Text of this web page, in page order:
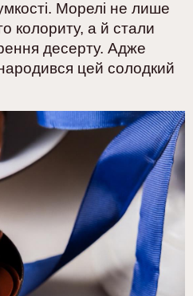
Морелі не лише
колориту, а й стали
десерту. Адже
цей солодкий